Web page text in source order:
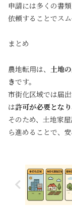
申請には多くの書
依頼することでス
まとめ
農地転用は、 土地
きです。
市街化区域では届
は許可が必要とな
そのため、土地家
ら進めることで、